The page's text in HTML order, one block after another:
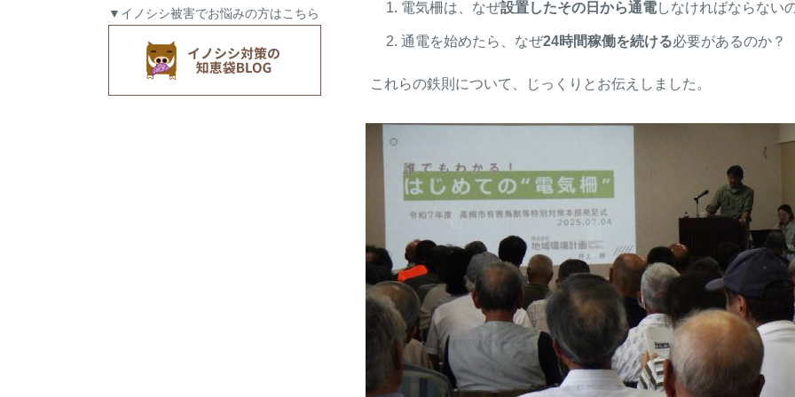
▼イノシシ被害でお悩みの方はこちら 電気柵は、なぜ設置したその日から通電しなければならない
通電を始めたら、なぜ24時間稼働を続ける必要があるのか？
これらの鉄則について、じっくりとお伝えしました。